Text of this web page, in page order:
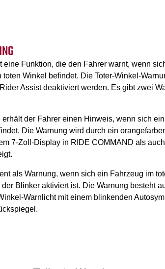
eine Funktion, die den Fahrer warnt, wenn
Winkel befindet. Die Toter-Winkel-
Assist deaktiviert werden. Es gibt zwei
erhält der Fahrer einen Hinweis, wenn sich
Die Warnung wird durch ein
7-Zoll-Display in RIDE COMMAND als
als Warnung, wenn sich ein Fahrzeug im
Blinker aktiviert ist. Die Warnung besteht
Warnlicht mit einem blinkenden